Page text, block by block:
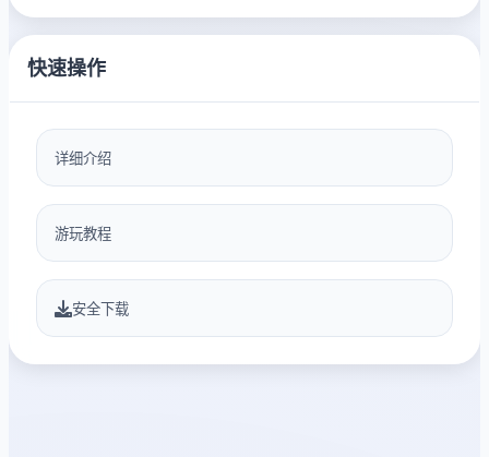
快速操作
详细介绍
游玩教程
安全下载